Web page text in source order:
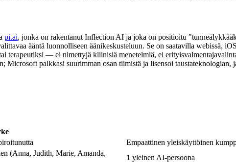
pi.ai, jonka on rakentanut Inflection AI ja joka on positioitu
ääntä luonnolliseen äänikeskusteluun. Se on saatavilla webissä,
terapeutiksi — ei nimettyjä kliinisiä menetelmiä, ei
palkkasi suurimman osan tiimistä ja lisensoi taustateknologian,
Empaattinen yleiskäyttöinen
(Anna, Judith, Marie, Amanda,
1 yleinen AI-persoona